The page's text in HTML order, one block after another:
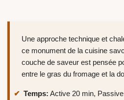
Une approche technique et
ce monument de la cuisine
couche de saveur est pensée
entre le gras du fromage et la
Temps: Active 20 min,